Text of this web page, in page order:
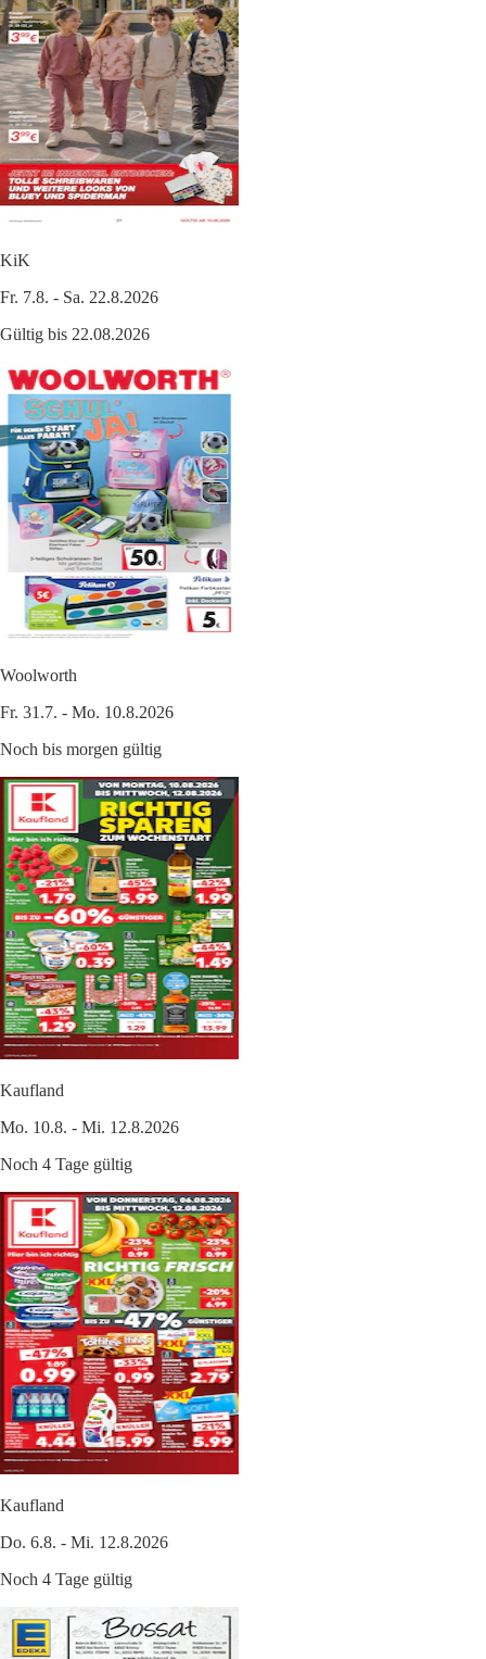
KiK
Fr. 7.8. - Sa. 22.8.2026
Gültig bis 22.08.2026
Woolworth
Fr. 31.7. - Mo. 10.8.2026
Noch bis morgen gültig
Kaufland
Mo. 10.8. - Mi. 12.8.2026
Noch 4 Tage gültig
Kaufland
Do. 6.8. - Mi. 12.8.2026
Noch 4 Tage gültig